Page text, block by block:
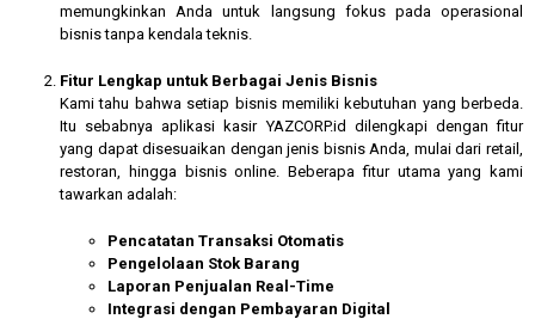
memungkinkan Anda untuk langsung fokus pada operasional
bisnis tanpa kendala teknis.
Fitur Lengkap untuk Berbagai Jenis Bisnis
Kami tahu bahwa setiap bisnis memiliki kebutuhan yang berbeda.
Itu sebabnya aplikasi kasir YAZCORP.id dilengkapi dengan fitur
yang dapat disesuaikan dengan jenis bisnis Anda, mulai dari retail,
restoran, hingga bisnis online. Beberapa fitur utama yang kami
tawarkan adalah:
Pencatatan Transaksi Otomatis
Pengelolaan Stok Barang
Laporan Penjualan Real-Time
Integrasi dengan Pembayaran Digital